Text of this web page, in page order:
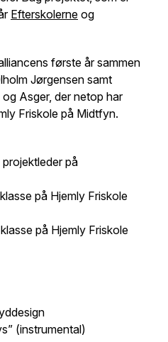
Efterskolerne og
første år sammen
Jørgensen samt
Asger, der netop har
Friskole på Midtfyn.
på
på Hjemly Friskole
på Hjemly Friskole
(instrumental)